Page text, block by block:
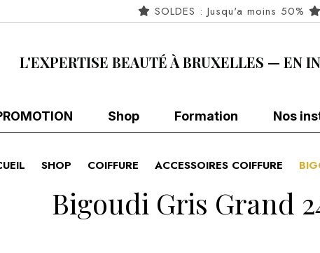
SOLDES : Jusqu'a moins 50%
L'EXPERTISE BEAUTÉ À BRUXELLES — EN
Shop Formation Nos
SHOP COIFFURE ACCESSOIRES COIFFURE
Bigoudi Gris Grand